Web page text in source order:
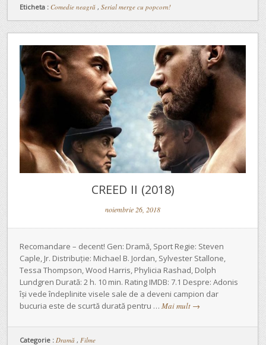
Eticheta : Comedie neagră , Serial merge cu popcorn!
CREED II (2018)
noiembrie 26, 2018
Recomandare – decent! Gen: Dramă, Sport Regie: Steven
Caple, Jr. Distribuție: Michael B. Jordan, Sylvester Stallone,
Tessa Thompson, Wood Harris, Phylicia Rashad, Dolph
Lundgren Durată: 2 h. 10 min. Rating IMDB: 7.1 Despre: Adonis
își vede îndeplinite visele sale de a deveni campion dar
bucuria este de scurtă durată pentru … Mai mult →
Categorie : Dramă , Filme